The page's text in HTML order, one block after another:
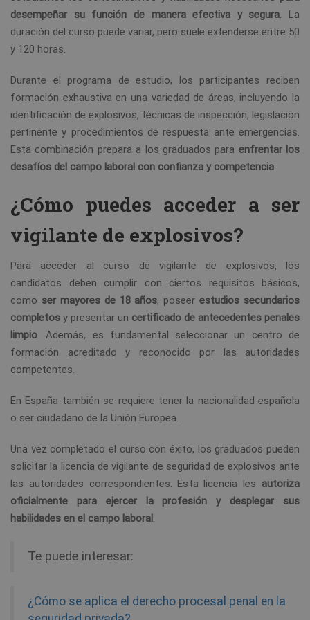
desempeñar su función de manera efectiva y segura. La
duración del curso puede variar, pero suele extenderse entre 50
y 120 horas.
Durante el programa de estudio, los participantes reciben
formación exhaustiva en una variedad de áreas, incluyendo la
identificación de explosivos, técnicas de inspección, legislación
pertinente y procedimientos de respuesta ante emergencias.
Esta combinación prepara a los graduados para enfrentar los
desafíos del campo laboral con confianza y competencia.
¿Cómo puedes acceder a ser
vigilante de explosivos?
Para acceder al curso de vigilante de explosivos, los
candidatos deben cumplir con ciertos requisitos básicos,
como ser mayores de 18 años, poseerestudios secundarios
completos y presentar un certificado de antecedentes penales
limpio. Además, es fundamental seleccionar un centro de
formación acreditado y reconocido por las autoridades
competentes.
En España también se requiere tener la nacionalidad española
o ser ciudadano de la Unión Europea.
Una vez completado el curso con éxito, los graduados pueden
solicitar la licencia de vigilante de seguridad de explosivos ante
las autoridades correspondientes. Esta licencia les autoriza
oficialmente para ejercer la profesión y desplegar sus
habilidades en el campo laboral.
Te puede interesar:
¿Cómo se aplica el derecho procesal penal en la